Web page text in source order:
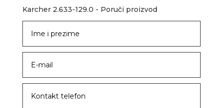
Karcher 2.633-129.0 - Poruči proizvod